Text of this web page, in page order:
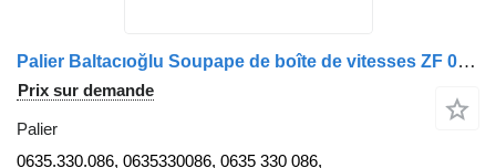
Palier Baltacıoğlu Soupape de boîte de vitesses ZF 0501216838 / 0501226594 / 42561327 0635.330.086 pour bus
Prix sur demande
Palier
0635.330.086, 0635330086, 0635 330 086,